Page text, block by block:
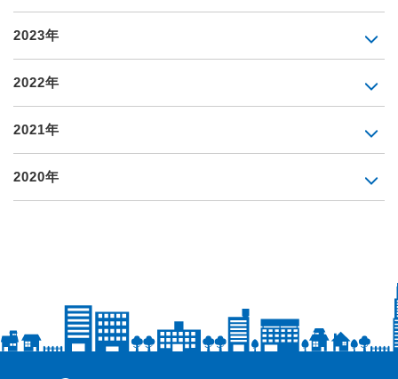
2023年
2022年
2021年
2020年